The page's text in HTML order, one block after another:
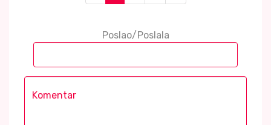
Poslao/Poslala